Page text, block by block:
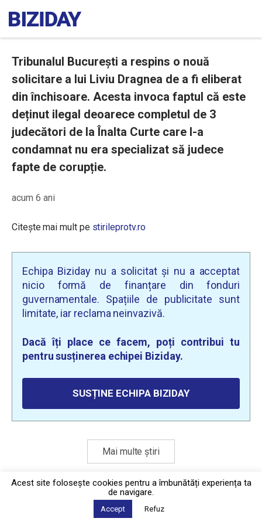
Tribunalul București a respins o nouă
solicitare a lui Liviu Dragnea de a fi eliberat
din închisoare. Acesta invoca faptul că este
deținut ilegal deoarece completul de 3
judecători de la Înalta Curte care l-a
condamnat nu era specializat să judece
fapte de corupție.
acum 6 ani
Citește mai mult pe stirileprotv.ro
Echipa Biziday nu a solicitat și nu a acceptat
nicio formă de finanțare din fonduri
guvernamentale. Spațiile de publicitate sunt
limitate, iar reclama neinvazivă.
Dacă îți place ce facem, poți contribui tu
pentru susținerea echipei Biziday.
SUSȚINE ECHIPA BIZIDAY
Mai multe știri
Politica de confidențialitate
2026 © Biziday
Acest site foloseşte cookies pentru a îmbunătăți experiența ta
de navigare.
Accept Refuz